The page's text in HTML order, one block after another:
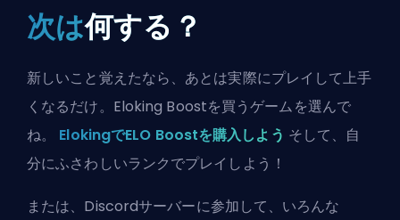
次は何する？
新しいこと覚えたなら、あとは実際にプレイして上手
くなるだけ。Eloking Boostを買うゲームを選んで
ね。 ElokingでELO Boostを購入しよう そして、自
分にふさわしいランクでプレイしよう！
または、 Discordサーバーに参加して、いろんな